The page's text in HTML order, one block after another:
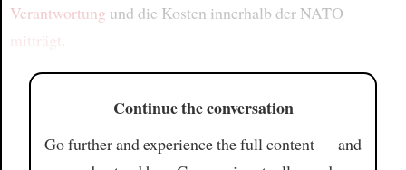
Verantwortung und die Kosten innerhalb der NATO
mitträgt
Continue the conversation
Go further and experience the full content — and